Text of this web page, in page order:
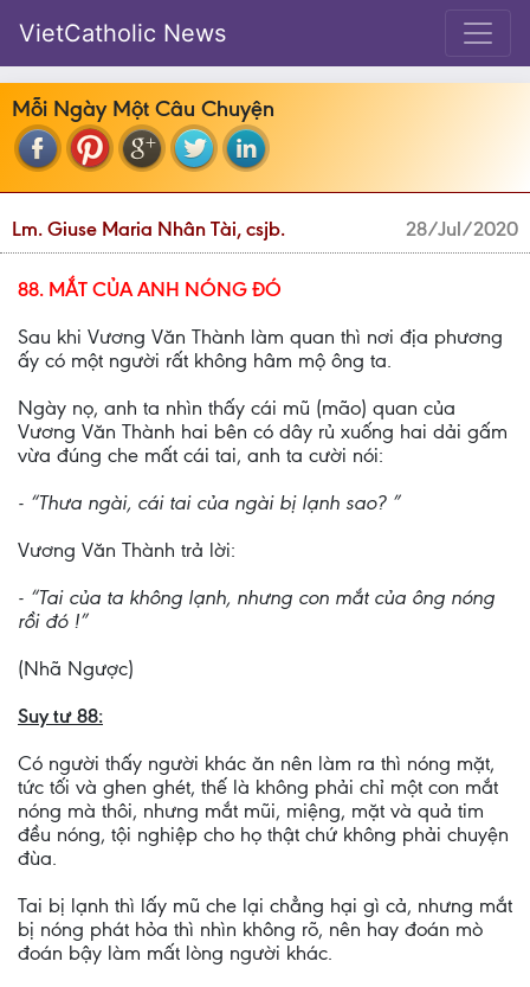
VietCatholic News
Mỗi Ngày Một Câu Chuyện
Lm. Giuse Maria Nhân Tài, csjb. 28/Jul/2020
88. MẮT CỦA ANH NÓNG ĐÓ
Sau khi Vương Văn Thành làm quan thì nơi địa phương
ấy có một người rất không hâm mộ ông ta.
Ngày nọ, anh ta nhìn thấy cái mũ (mão) quan của
Vương Văn Thành hai bên có dây rủ xuống hai dải gấm
vừa đúng che mất cái tai, anh ta cười nói:
- “Thưa ngài, cái tai của ngài bị lạnh sao? ”
Vương Văn Thành trả lời:
- “Tai của ta không lạnh, nhưng con mắt của ông nóng
rồi đó !”
(Nhã Ngược)
Suy tư 88:
Có người thấy người khác ăn nên làm ra thì nóng mặt,
tức tối và ghen ghét, thế là không phải chỉ một con mắt
nóng mà thôi, nhưng mắt mũi, miệng, mặt và quả tim
đều nóng, tội nghiệp cho họ thật chứ không phải chuyện
đùa.
Tai bị lạnh thì lấy mũ che lại chẳng hại gì cả, nhưng mắt
bị nóng phát hỏa thì nhìn không rõ, nên hay đoán mò
đoán bậy làm mất lòng người khác.